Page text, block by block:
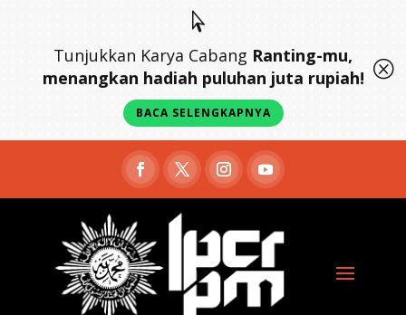

Tunjukkan Karya Cabang Ranting-mu,
menangkan hadiah puluhan juta rupiah!
BACA SELENGKAPNYA
Q